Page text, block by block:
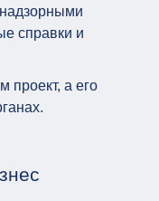
справки и
проект, а его